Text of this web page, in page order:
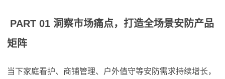
PART 01 洞察市场痛点，打造全场景安防产品
矩阵
当下家庭看护、商铺管理、户外值守等安防需求持续增长，